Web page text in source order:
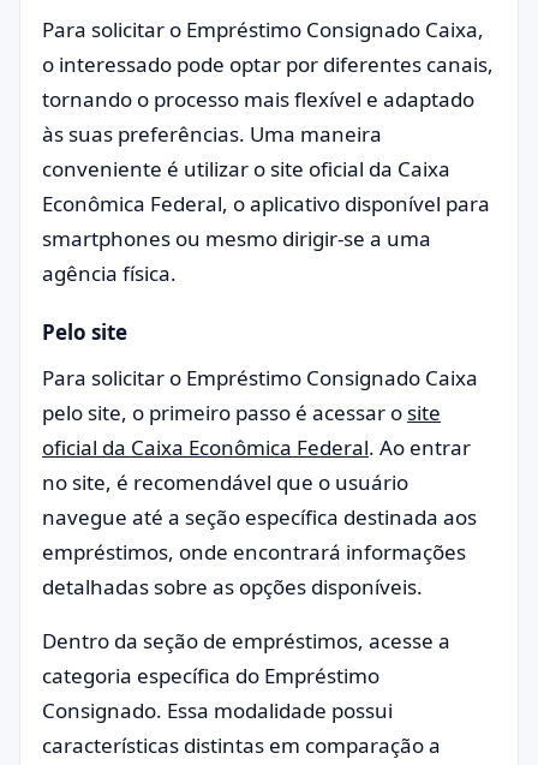
Para solicitar o Empréstimo Consignado Caixa,
o interessado pode optar por diferentes canais,
tornando o processo mais flexível e adaptado
às suas preferências. Uma maneira
conveniente é utilizar o site oficial da Caixa
Econômica Federal, o aplicativo disponível para
smartphones ou mesmo dirigir-se a uma
agência física.
Pelo site
Para solicitar o Empréstimo Consignado Caixa
pelo site, o primeiro passo é acessar o site
oficial da Caixa Econômica Federal. Ao entrar
no site, é recomendável que o usuário
navegue até a seção específica destinada aos
empréstimos, onde encontrará informações
detalhadas sobre as opções disponíveis.
Dentro da seção de empréstimos, acesse a
categoria específica do Empréstimo
Consignado. Essa modalidade possui
características distintas em comparação a